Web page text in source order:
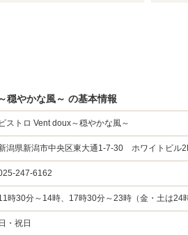
穏やかな風～ の基本情報
ビストロ Vent doux～穏やかな風～
潟県新潟市中央区東大通1-7-30 ホワイトビル
247-6162
時30分～14時、17時30分～23時（金・土は24
日・祝日